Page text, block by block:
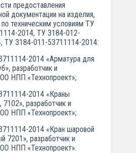
предоставления
документации на изделия,
техническим условиям ТУ
2014, ТУ 3184-012-
ТУ 3184-011-53711114-2014:
2014 «Арматура для
разработчик и
НПП «Технопроект»;
2014 «Краны
разработчик и
НПП «Технопроект»;
2014 «Кран шаровой
7201», разработчик и
НПП «Технопроект».